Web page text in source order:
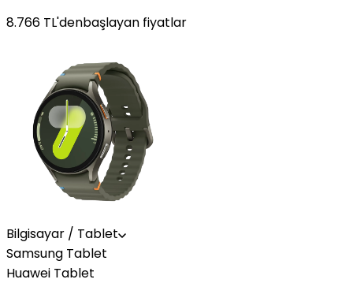
8.766 TL'denbaşlayan fiyatlar
Bilgisayar / Tablet
Samsung Tablet
Huawei Tablet